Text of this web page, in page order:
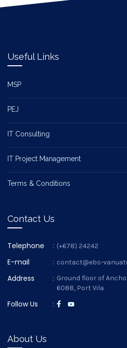
Useful Links
MSP
PEJ
IT Consulting
IT Project Management
Terms & Conditions
Contact Us
Telephone : (+678) 24242
E-mail : contact@ebs-
Address : Ground floor of
6088, Port Vila
Follow Us :
About Us